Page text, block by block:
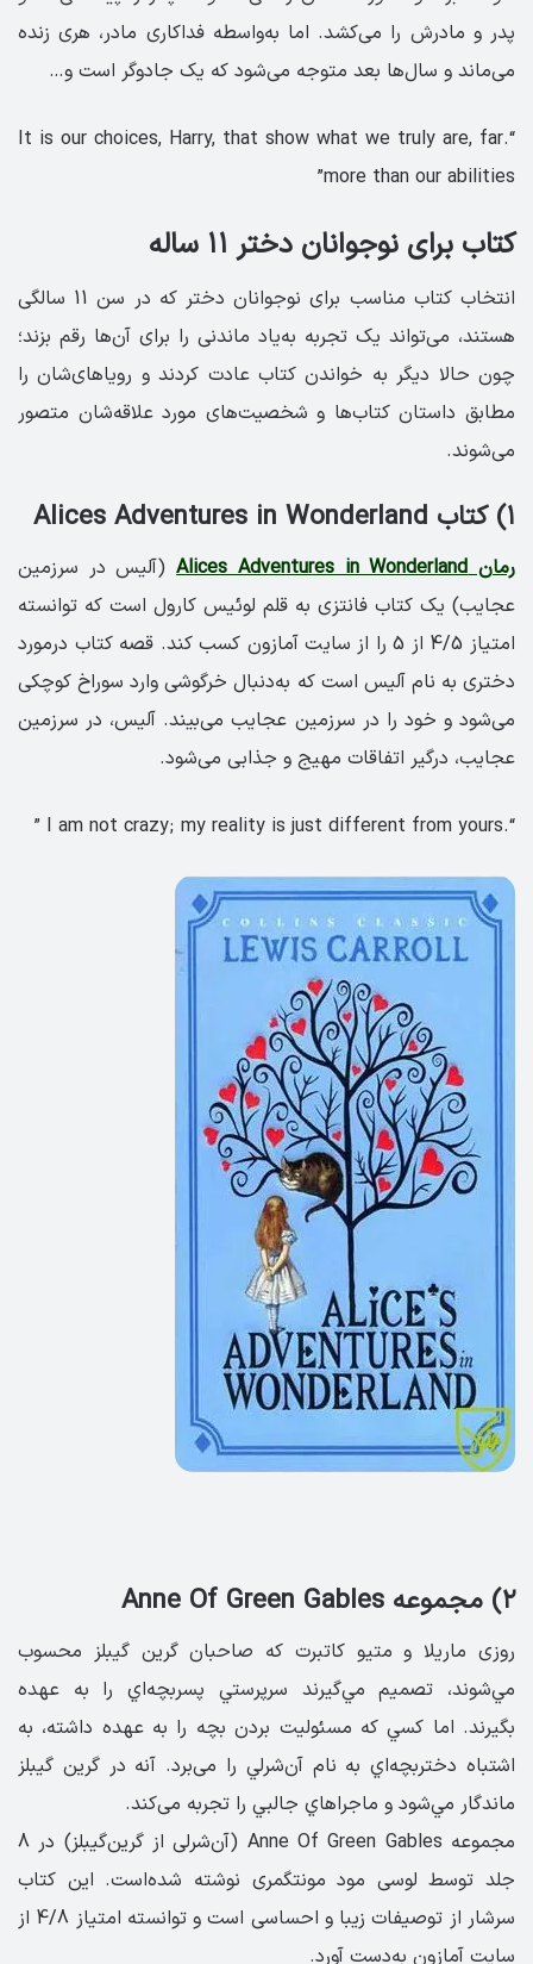
پدر و مادرش را می‌کشد. اما به‌واسطه فداکاری مادر، هری زنده
می‌ماند و سال‌ها بعد متوجه می‌شود که یک جادوگر است و…
“.It is our choices, Harry, that show what we truly are, far
more than our abilities”
کتاب برای نوجوانان دختر ۱۱ ساله
انتخاب کتاب مناسب برای نوجوانان دختر که در سن 11 سالگی
هستند، می‌تواند یک تجربه به‌یاد ماندنی را برای آن‌ها رقم بزند؛
چون حالا دیگر به خواندن کتاب عادت کردند و رویاهای‌شان را
مطابق داستان کتاب‌ها و شخصیت‌های مورد علاقه‌شان متصور
می‌شوند.
۱) کتاب Alices Adventures in Wonderland
رمان Alices Adventures in Wonderland
(آلیس در سرزمین
عجایب) یک کتاب فانتزی به قلم لوئیس کارول است که توانسته
امتیاز 4/5 از 5 را از سایت آمازون کسب کند. قصه کتاب درمورد
دختری به نام آلیس است که به‌دنبال خرگوشی وارد سوراخ کوچکی
می‌شود و خود را در سرزمین عجایب می‌بیند. آلیس، در سرزمین
عجایب، درگیر اتفاقات مهیج و جذابی می‌شود.
“.I am not crazy; my reality is just different from yours ”
۲) مجموعه Anne Of Green Gables
روزی ماريلا و متيو کاتبرت که صاحبان گرين گيبلز محسوب
مي‌شوند، تصميم مي‌گيرند سرپرستي پسربچه‌اي را به عهده
بگيرند. اما کسي که مسئوليت بردن بچه را به ‌عهده داشته، به
اشتباه دختربچه‌اي به نام آن‌شرلي را می‌برد. آنه در گرين گيبلز
ماندگار مي‌شود و ماجراهاي جالبي را تجربه می‌کند.
مجموعه Anne Of Green Gables (آن‌شرلی از گرین‌گیبلز) در 8
جلد توسط لوسی مود مونتگمری نوشته شده‌است. این کتاب
سرشار از توصیفات زیبا و احساسی است و توانسته امتیاز 4/8 از
سایت آمازون به‌دست آورد.